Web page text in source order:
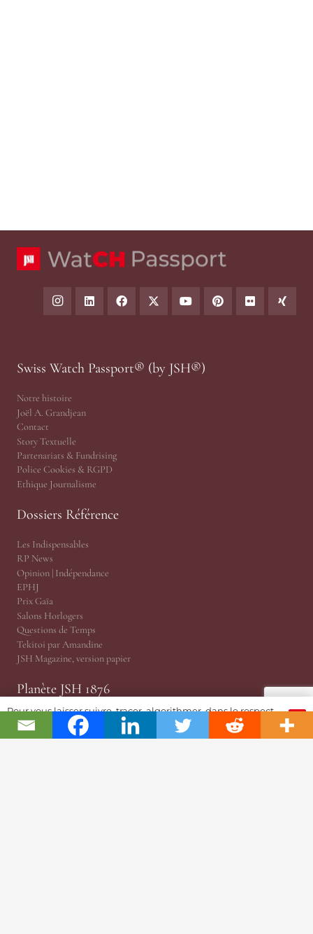
Swiss Watch Passport® (by JSH®)
Notre histoire
Joël A. Grandjean
Contact
Story Textuelle
Partenariats & Fundrising
Police Cookies & RGPD
Ethique Journalisme
Dossiers Référence
Les Indispensables
RP News
Opinion | Indépendance
EPHJ
Prix Gaïa
Salons Horlogers
Questions de Temps
Tekitoi par Amandine
JSH Magazine, version papier
Planète JSH 1876
@TRP, Cabinet ès Relations Publiques
JSH Magazine (Since 1876)
Pour vous laisser suivre, tracer, algorithmer, dans le respect
et l'absolution...